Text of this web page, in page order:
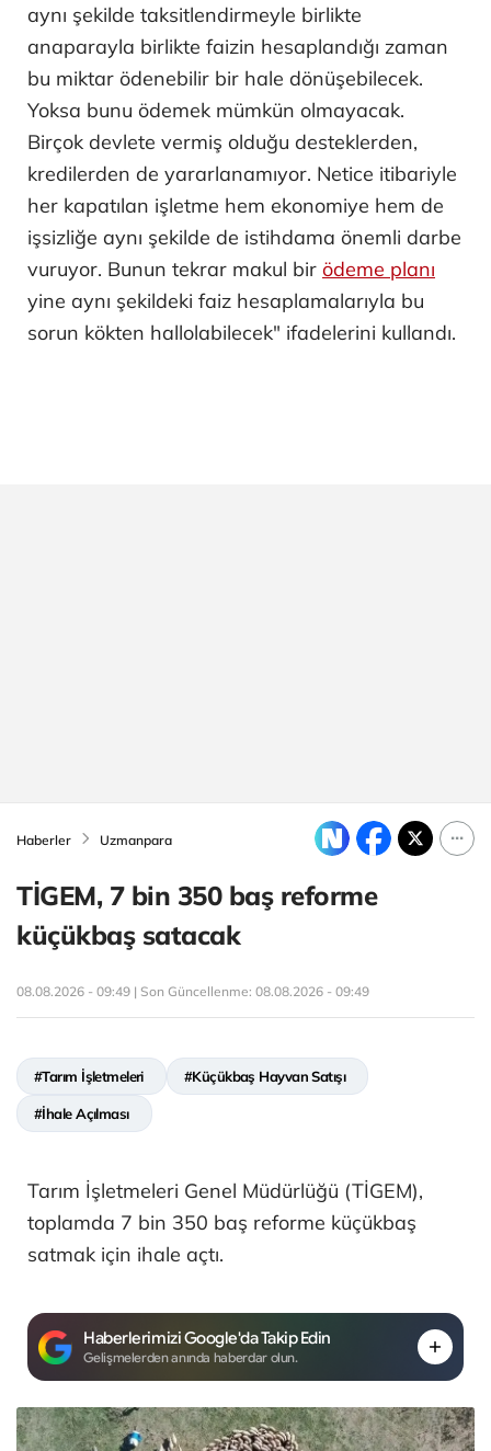
aynı şekilde taksitlendirmeyle birlikte
anaparayla birlikte faizin hesaplandığı zaman
bu miktar ödenebilir bir hale dönüşebilecek.
Yoksa bunu ödemek mümkün olmayacak.
Birçok devlete vermiş olduğu desteklerden,
kredilerden de yararlanamıyor. Netice itibariyle
her kapatılan işletme hem ekonomiye hem de
işsizliğe aynı şekilde de istihdama önemli darbe
vuruyor. Bunun tekrar makul bir ödeme planı
yine aynı şekildeki faiz hesaplamalarıyla bu
sorun kökten hallolabilecek" ifadelerini kullandı.
Haberler Uzmanpara
TİGEM, 7 bin 350 baş reforme
küçükbaş satacak
08.08.2026 - 09:49 | Son Güncellenme: 08.08.2026 - 09:49
#Tarım İşletmeleri #Küçükbaş Hayvan Satışı
#İhale Açılması
Tarım İşletmeleri Genel Müdürlüğü (TİGEM),
toplamda 7 bin 350 baş reforme küçükbaş
satmak için ihale açtı.
Haberlerimizi Google'da Takip Edin
Gelişmelerden anında haberdar olun.